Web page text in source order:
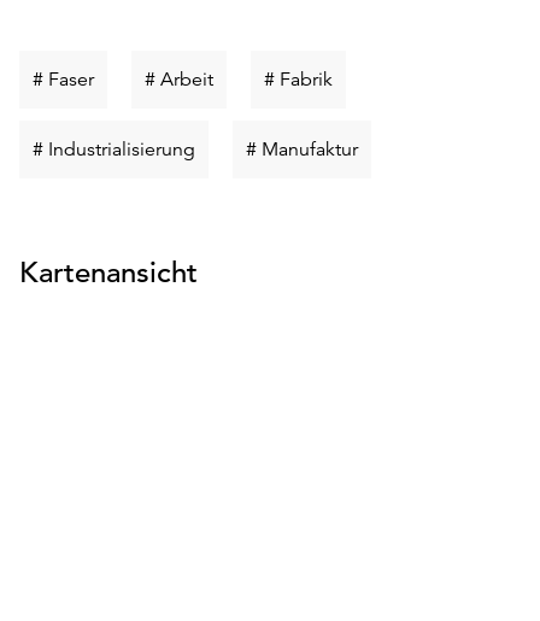
# FaserSchlüsselwort
# ArbeitSchlüsselwort
# FabrikSchlüsselwort
# Industrialisierung Schlüsselwort
# ManufakturSchlüsselwort
Kartenansicht